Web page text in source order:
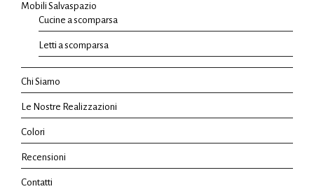
Mobili Salvaspazio
Cucine a scomparsa
Letti a scomparsa
Chi Siamo
Le Nostre Realizzazioni
Colori
Recensioni
Contatti